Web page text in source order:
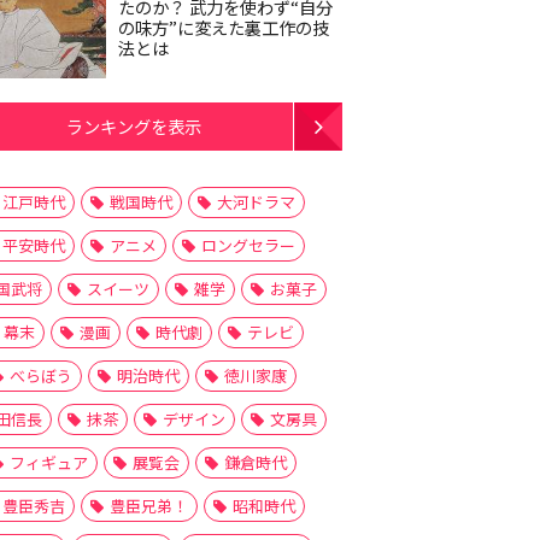
たのか？ 武力を使わず“自分
の味方”に変えた裏工作の技
法とは
ランキングを表示
江戸時代 戦国時代
大河ドラマ
平安時代
アニメ
ロングセラー
武将
スイーツ 雑学
お菓子
幕末
漫画 時代劇
テレビ
べらぼう
明治時代
徳川家康
信長
抹茶 デザイン
文房具
フィギュア
展覧会
鎌倉時代
豊臣秀吉
豊臣兄弟！
昭和時代